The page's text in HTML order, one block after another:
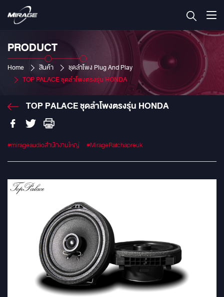
PRODUCT
Home สินค้า
ชุดลำโพง Plug And Play
TOP PALACE ชุดลำโพงตรงรุ่น HONDA
TOP PALACE ชุดลำโพงตรงรุ่น HONDA
#mirageaudioสำนักงานใหญ่ #MirageRatchapreuk